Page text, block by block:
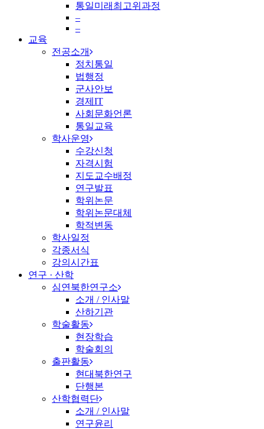
통일미래최고위과정
–
–
교육
전공소개
정치통일
법행정
군사안보
경제IT
사회문화언론
통일교육
학사운영
수강신청
자격시험
지도교수배정
연구발표
학위논문
학위논문대체
학적변동
학사일정
각종서식
강의시간표
연구 · 산학
심연북한연구소
소개 / 인사말
산하기관
학술활동
현장학습
학술회의
출판활동
현대북한연구
단행본
산학협력단
소개 / 인사말
연구윤리